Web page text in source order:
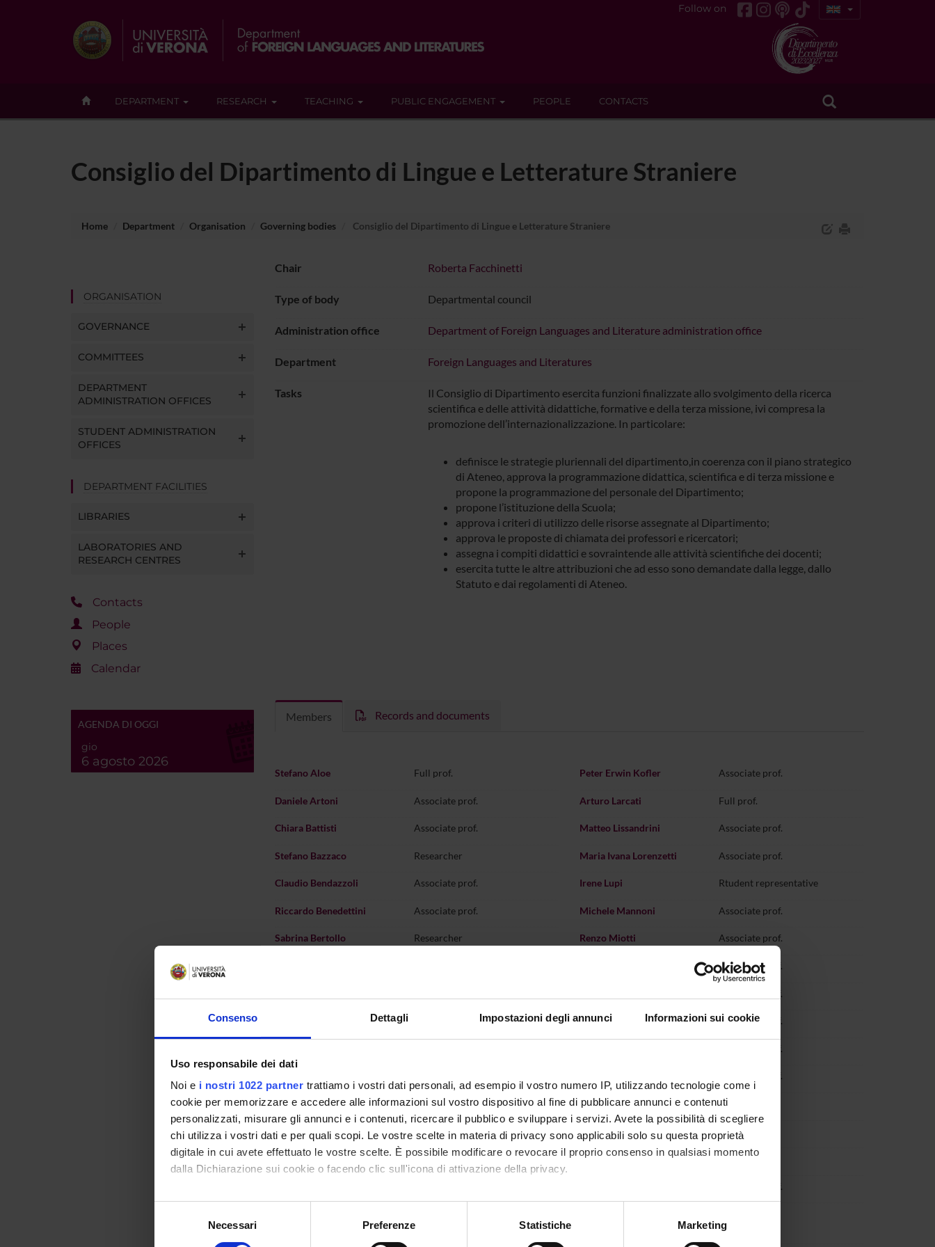
Consenso Dettagli Impostazioni degli annunci Informazioni sui cookie
Uso responsabile dei dati
Noi e i nostri 1022 partner trattiamo i vostri dati personali, ad esempio il vostro numero IP, utilizzando tecnologie come i
cookie per memorizzare e accedere alle informazioni sul vostro dispositivo al fine di pubblicare annunci e contenuti
personalizzati, misurare gli annunci e i contenuti, ricercare il pubblico e sviluppare i servizi. Avete la possibilità di scegliere
chi utilizza i vostri dati e per quali scopi. Le vostre scelte in materia di privacy sono applicabili solo su questa proprietà
digitale in cui avete effettuato le vostre scelte. È possibile modificare o revocare il proprio consenso in qualsiasi momento
dalla Dichiarazione sui cookie o facendo clic sull'icona di attivazione della privacy.
Con il tuo consenso, vorremmo anche:
raccogliere informazioni sulla tua posizione geografica, con un'approssimazione di qualche metro,
Necessari Preferenze Statistiche Marketing
Follow on
DEPARTMENT RESEARCH TEACHING PUBLIC ENGAGEMENT PEOPLE CONTACTS
Consiglio del Dipartimento di Lingue e Letterature Straniere
Home Department Organisation Governing bodies Consiglio del Dipartimento di Lingue e Letterature Straniere
ORGANISATION
GOVERNANCE
COMMITTEES
DEPARTMENT
ADMINISTRATION OFFICES
STUDENT ADMINISTRATION
OFFICES
DEPARTMENT FACILITIES
LIBRARIES
LABORATORIES AND
RESEARCH CENTRES
Contacts
People
Places
Calendar
AGENDA DI OGGI
gio
6 agosto 2026
Chair Roberta Facchinetti
Type of body Departmental council
Administration office Department of Foreign Languages and Literature administration office
Department Foreign Languages and Literatures
Tasks
Il Consiglio di Dipartimento esercita funzioni finalizzate allo svolgimento della ricerca
scientifica e delle attività didattiche, formative e della terza missione, ivi compresa la
promozione dell’internazionalizzazione. In particolare:
definisce le strategie pluriennali del dipartimento,in coerenza con il piano strategico
di Ateneo, approva la programmazione didattica, scientifica e di terza missione e
propone la programmazione del personale del Dipartimento;
propone l’istituzione della Scuola;
approva i criteri di utilizzo delle risorse assegnate al Dipartimento;
approva le proposte di chiamata dei professori e ricercatori;
assegna i compiti didattici e sovraintende alle attività scientifiche dei docenti;
esercita tutte le altre attribuzioni che ad esso sono demandate dalla legge, dallo
Statuto e dai regolamenti di Ateneo.
Members Records and documents
Stefano Aloe Full prof.
Daniele Artoni Associate prof.
Chiara Battisti Associate prof.
Stefano Bazzaco Researcher
Claudio Bendazzoli Associate prof.
Riccardo Benedettini Associate prof.
Sabrina Bertollo Researcher
Francesca Bonadonna
Manuel Boschiero Vice director
Lisanna Calvi Associate prof.
Sibilla Cantarini
Anna Cappellotto Associate prof.
Maria Adele Cipolla Full prof.
Associate prof.
Peter Erwin Kofler Associate prof.
Arturo Larcati Full prof.
Matteo Lissandrini Associate prof.
Maria Ivana Lorenzetti Associate prof.
Irene Lupi Rtudent representative
Michele Mannoni Associate prof.
Renzo Miotti Associate prof.
Associate prof.
Associate prof.
Gabriella Pelloni Associate prof.
Associate prof.
Associate prof.
Sabrina Piccinin Researcher
Giorgia Pomarolli Researcher
Stefan Rabanus Full prof.
Associate prof.